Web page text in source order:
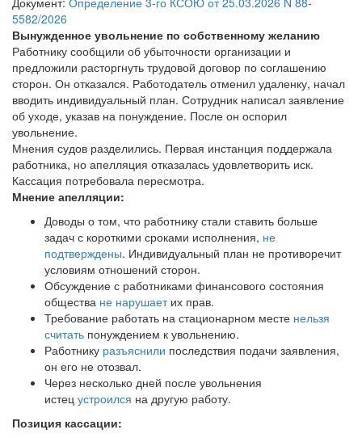
5582/2026
Вынужденное увольнение по собственному желанию
Работнику сообщили об убыточности организации и
предложили расторгнуть трудовой договор по соглашению
сторон. Он отказался. Работодатель отменил удаленку, начал
вводить индивидуальный план. Сотрудник написал заявление
об уходе, указав на понуждение. После он оспорил
увольнение.
Мнения судов разделились. Первая инстанция поддержала
работника, но апелляция отказалась удовлетворить иск.
Кассация потребовала пересмотра.
Мнение апелляции:
Доводы о том, что работнику стали ставить больше
задач с короткими сроками исполнения, не
подтверждены. Индивидуальный план не противоречит
условиям отношений сторон.
Обсуждение с работниками финансового состояния
общества не нарушаетих прав.
Требование работать на стационарном месте нельзя
считать понуждением к увольнению.
Работнику разъяснили последствия подачи заявления,
он его не отозвал.
Через несколько дней после увольнения
истец устроился на другую работу.
Позиция кассации: